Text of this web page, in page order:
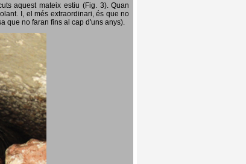
aquest mateix estiu (Fig. 3). Quan
I, el més extraordinari, és que no
que no faran fins al cap d'uns anys).